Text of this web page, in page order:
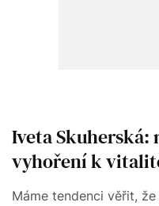
Iveta Skuherská:
vyhoření k
Máme tendenci věřit,